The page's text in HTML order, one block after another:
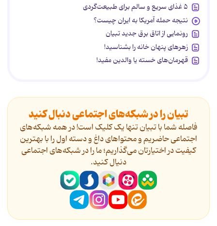
۵ غذای سریع و سالم برای طبیعت‌گردی
نتیجه حمله آمریکا به ایران چیست؟
رونمایی از اتاق برق جدید تبیان
زهرهای پنهان خانه را بشناسید!
قهرمان‌های خسته یا والدین مفید!
تبیان را در شبکه‌های اجتماعی دنبال کنید
فاصله شما با تبیان تنها یک کلیک است! در همه شبکه‌های
اجتماعی حاضریم و محتواهای داغ و دسته اول را با بهترین
کیفیت در اختیارتان می‌گذاریم؛ ما را در شبکه‌های اجتماعی
دنیال کنید.